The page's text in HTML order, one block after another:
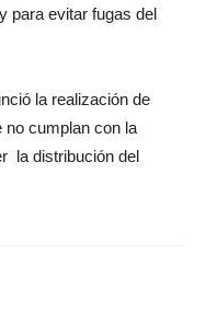
para evitar fugas del
la realización de
no cumplan con la
la distribución del